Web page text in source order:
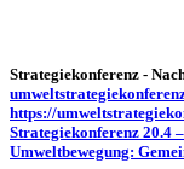
Strategiekonferenz -
https://
Strategiekonferenz 20.4
Umweltbewegung: